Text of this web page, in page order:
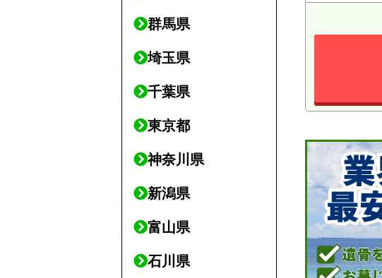
群馬県
埼玉県
千葉県
東京都
神奈川県
新潟県
富山県
石川県